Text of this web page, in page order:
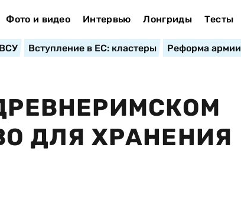
Фото и видео Интервью Лонгриды Тесты
Вступление в ЕС: кластеры Реформа армии
ДЛЯ ХРАНЕНИЯ